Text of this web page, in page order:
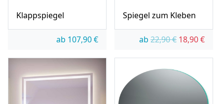
Klappspiegel
ab 107,90€
Spiegel zum Kleben
ab 22,90€ 18,90€